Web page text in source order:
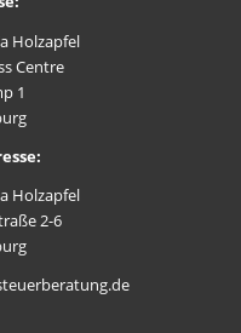
Holzapfel
Centre
1
Holzapfel
2-6